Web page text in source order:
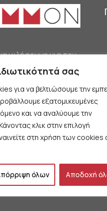
σας
για να βελτιώσουμε την
εξατομικευμένες
και να αναλύουμε την
κλικ στην επιλογή
στη χρήση των cookies
όλων Αποδοχή
μιλήσουμε για τον
της εποχής μας,
αλλά όχι
προοπτική.
μιλήσουμε
για την
επιβίωση και τον